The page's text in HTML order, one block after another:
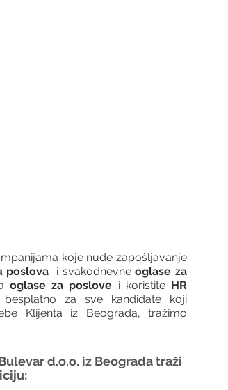
koje nude zapošljavanje
poslova
  i svakodnevne
oglase za
oglase za poslove i koristite HR
za sve kandidate koji
Klijenta iz Beograda, tražimo
d.o.o. iz Beograda traži